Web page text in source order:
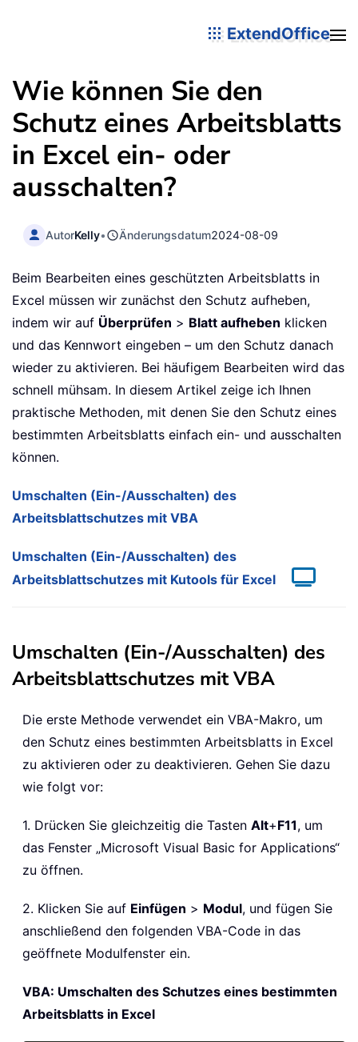
ExtendOffice
Wie können Sie den
Schutz eines Arbeitsblatts
in Excel ein- oder
ausschalten?
AutorKelly• Änderungsdatum2024-08-09
Beim Bearbeiten eines geschützten Arbeitsblatts in
Excel müssen wir zunächst den Schutz aufheben,
indem wir auf Überprüfen > Blatt aufheben klicken
und das Kennwort eingeben – um den Schutz danach
wieder zu aktivieren. Bei häufigem Bearbeiten wird das
schnell mühsam. In diesem Artikel zeige ich Ihnen
praktische Methoden, mit denen Sie den Schutz eines
bestimmten Arbeitsblatts einfach ein- und ausschalten
können.
Umschalten (Ein-/Ausschalten) des
Arbeitsblattschutzes mit VBA
Umschalten (Ein-/Ausschalten) des
Arbeitsblattschutzes mit Kutools für Excel
Umschalten (Ein-/Ausschalten) des
Arbeitsblattschutzes mit VBA
Die erste Methode verwendet ein VBA-Makro, um
den Schutz eines bestimmten Arbeitsblatts in Excel
zu aktivieren oder zu deaktivieren. Gehen Sie dazu
wie folgt vor:
1. Drücken Sie gleichzeitig die Tasten Alt+F11, um
das Fenster „Microsoft Visual Basic for Applications“
zu öffnen.
2. Klicken Sie auf Einfügen > Modul, und fügen Sie
anschließend den folgenden VBA-Code in das
geöffnete Modulfenster ein.
VBA: Umschalten des Schutzes eines bestimmten
Arbeitsblatts in Excel